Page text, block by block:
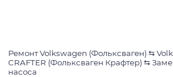
Ремонт Volkswagen (Фольксваген) ⇆
CRAFTER (Фольксваген Крафтер) ⇆
насоса